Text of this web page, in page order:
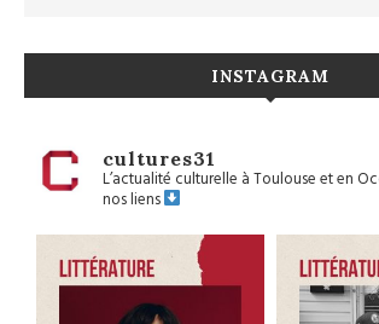
INSTAGRAM
cultures31
L’actualité culturelle à Toulouse et en
nos liens